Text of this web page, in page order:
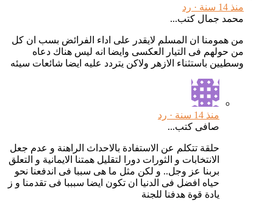
رد
محمد جمال كتب...
من همومنا ان المسلم لايقدر على اداء الفرائض بسب ان كل
من حولهم فى التيار العكسى وايضا انه ليس هناك دعاه
وسطيين باستثناء الازهر ولاكن يتردد عليه ايضا شائعات سيئه
رد
صافى كتب...
حلقة تتكلم عن الاستفادة بالاحداث الراهنة و عدم جعل
الانتخابات و الثورات دورا لتقليل همتنا الايمانية و التعلق
بربنا عز وجل.. و لكن مثل ما هى سببا فى اندفعنا نحو
حياه افضل فى الدنيا ان تكون ايضا سبببا فى تقدمنا و ز
يادة قوة هدفنا للجنة